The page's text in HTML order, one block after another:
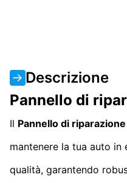
Descrizione
Pannello di
Il Pannello di
mantenere la tua auto
qualità, garantendo